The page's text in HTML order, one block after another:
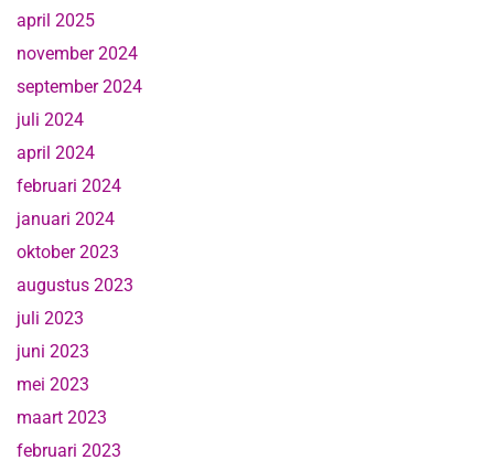
april 2025
november 2024
september 2024
juli 2024
april 2024
februari 2024
januari 2024
oktober 2023
augustus 2023
juli 2023
juni 2023
mei 2023
maart 2023
februari 2023